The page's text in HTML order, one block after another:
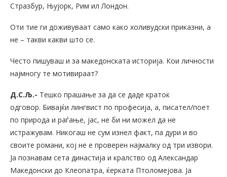
Стразбур, Њујорк, Рим ил Лондон.
Оти тие ги доживуваат само како холивудски приказни, а
не – такви какви што се.
Често пишуваш и за македонската историја. Кои личности
најмногу те мотивираат?
Д.С.Љ.- Тешко прашање за да се даде краток
одговор. Бивајќи лингвист по професија, а, писател/поет
по природа и раѓање, јас, не би ни можел да не
истражувам. Никогаш не сум изнел факт, па дури и во
своите романи, кој не е проверен најмалку од три извори.
Ја познавам сета династија и кралство од Александар
Македонски до Клеопатра, ќерката Птоломејова. Ја